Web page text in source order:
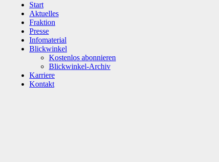
Start
Aktuelles
Fraktion
Presse
Infomaterial
Blickwinkel
Kostenlos abonnieren
Blickwinkel-Archiv
Karriere
Kontakt